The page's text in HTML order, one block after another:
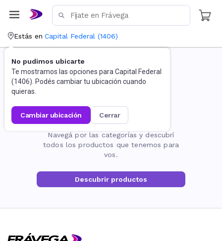
Estás en Capital Federal (1406)
No pudimos ubicarte
Te mostramos las opciones para Capital Federal
(1406). Podés cambiar tu ubicación cuando
quieras.
cambiar ubicación cerrar
La página no existe
Navegá por las categorías y descubrí
todos los productos que tenemos para
vos.
Descubrir productos